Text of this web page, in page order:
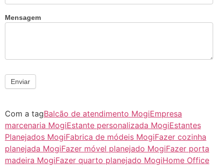
Mensagem
Enviar
Com a tagBalcão de atendimento MogiEmpresa
marcenaria MogiEstante personalizada MogiEstantes
Planejados MogiFabrica de módeis MogiFazer cozinha
planejada MogiFazer móvel planejado MogiFazer porta
madeira MogiFazer quarto planejado MogiHome Office